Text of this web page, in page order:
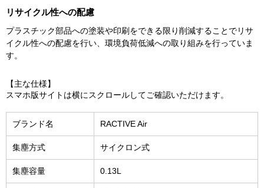
【主な仕様】
スマホ版サイトは横にスクロールしてご確認いただけます。
ブランド名 RACTIVE Air
集塵方式 サイクロン式
集塵容量 0.13L